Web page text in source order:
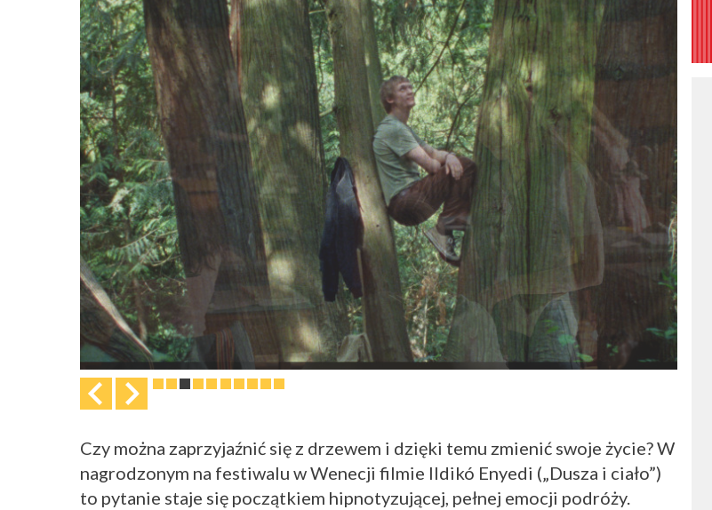
Czy można zaprzyjaźnić się z drzewem i dzięki temu zmienić swoje życie? W
nagrodzonym na festiwalu w Wenecji filmie Ildikó Enyedi („Dusza i ciało”)
to pytanie staje się początkiem hipnotyzującej, pełnej emocji podróży.